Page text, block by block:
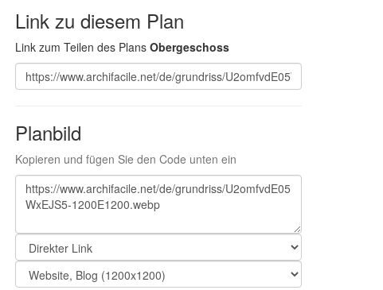
Link zu diesem Plan
Link zum Teilen des Plans Obergeschoss
Planbild
Kopieren und fügen Sie den Code unten ein